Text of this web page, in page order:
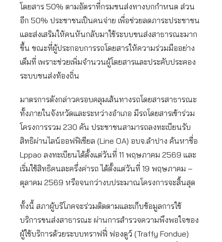
โดยสาร 50% ตามอัตราที่กรมขนส่งทางบกกำหนด ส่วน
อีก 50% ประชาชนเป็นคนจ่าย เพื่อช่วยลดภาระประชาชน
และส่งเสริมให้คนหันกลับมาใช้ระบบขนส่งสาธารณะมาก
ขึ้น ขณะที่ผู้ประกอบการรถโดยสารให้ความร่วมมืออย่าง
เต็มที่ เพราะช่วยเพิ่มจำนวนผู้โดยสารและประคับประคอง
ระบบขนส่งท้องถิ่น
มาตรการดังกล่าวครอบคลุมเส้นทางรถโดยสารสาธารณะ
ทั้งภายในจังหวัดและระหว่างอำเภอ มีรถโดยสารเข้าร่วม
โครงการรวม 230 คัน ประชาชนสามารถลงทะเบียนรับ
สิทธิผ่านไลน์ออฟฟิเชียล (Line OA) อบจ.ลำปาง ค้นหาชื่อ
Lppao ลงทะเบียนได้ตั้งแต่วันที่ 11 พฤษภาคม 2569 และ
เริ่มใช้สิทธิคนละครึ่งค่ารถ ได้ตั้งแต่วันที่ 19 พฤษภาคม –
ตุลาคม 2569 หรือจนกว่างบประมาณโครงการจะสิ้นสุด
ทั้งนี้ สภาผู้บริโภคจะร่วมติดตามและเก็บข้อมูลการใช้
บริการขนส่งสาธารณะ ผ่านการสำรวจความพึงพอใจของ
ผู้ใช้บริการด้วยระบบทราฟฟี่ ฟองดูว์ (Traffy Fondue)